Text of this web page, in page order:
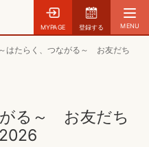
MYPAGE 登録する
～はたらく、つながる～ お友だち
る～ お友だち